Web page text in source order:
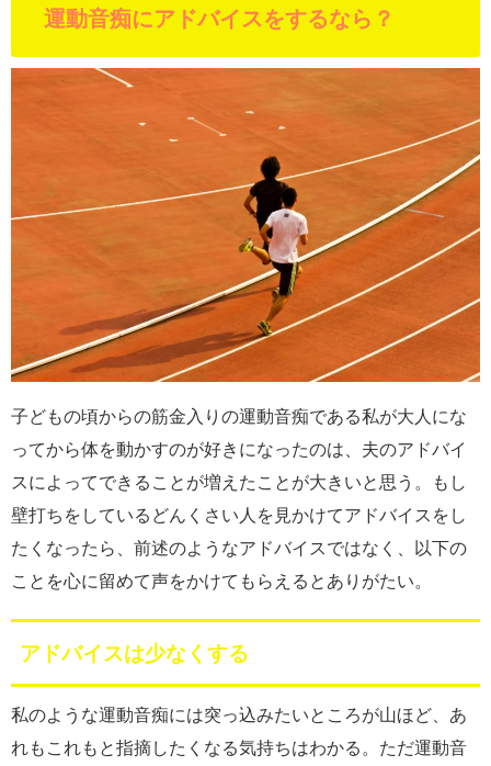
運動音痴にアドバイスをするなら？
子どもの頃からの筋金入りの運動音痴である私が大人にな
ってから体を動かすのが好きになったのは、夫のアドバイ
スによってできることが増えたことが大きいと思う。もし
壁打ちをしているどんくさい人を見かけてアドバイスをし
たくなったら、前述のようなアドバイスではなく、以下の
ことを心に留めて声をかけてもらえるとありがたい。
アドバイスは少なくする
私のような運動音痴には突っ込みたいところが山ほど、あ
れもこれもと指摘したくなる気持ちはわかる。ただ運動音